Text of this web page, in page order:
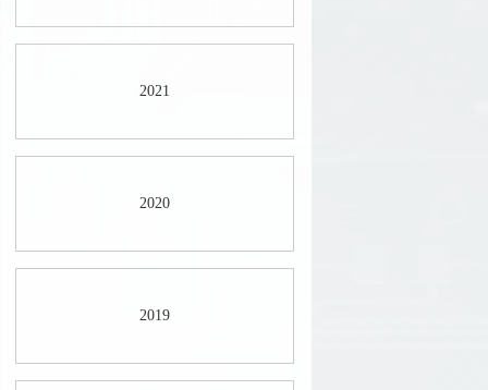
2021
2020
2019